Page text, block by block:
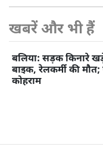
खबरें और भी हैं
बलिया: सड़क किनारे
बाइक, रेलकर्मी की
कोहराम